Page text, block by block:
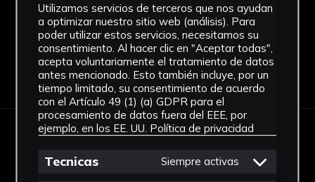
Descargar Ficha
Utilizamos servicios de terceros que nos ayudan
a optimizar nuestro sitio web (análisis). Para
poder utilizar estos servicios, necesitamos su
consentimiento. Al hacer clic en "Aceptar todas",
acepta voluntariamente el tratamiento de datos
antes mencionado. Esto también incluye, por un
tiempo limitado, su consentimiento de acuerdo
con el Artículo 49 (1) (a) GDPR para el
procesamiento de datos fuera del EEE, por
ejemplo, en los EE. UU. Política de privacidad
Tecnicas Siempre activas